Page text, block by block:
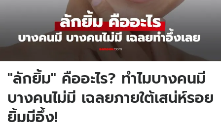
"ลักยิ้ม" คืออะไร? ทำไมบางคนมี
บางคนไม่มี เฉลยภายใต้เสน่ห์รอย
ยิ้มมีอึ้ง!